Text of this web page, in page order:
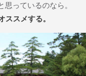
っているのなら。
ススメする。